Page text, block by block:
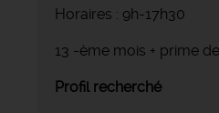
Horaires : 9h-17h30
13 -ème mois + prime
Profil recherché